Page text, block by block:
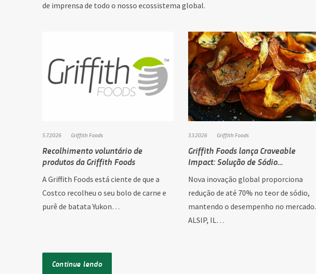
de imprensa de todo o nosso ecossistema global.
5.7.2026 Griffith Foods
Recolhimento voluntário de
produtos da Griffith Foods
A Griffith Foods está ciente de que a
Costco recolheu o seu bolo de carne e
purê de batata Yukon…
3.3.2026 Griffith Foods
Griffith Foods lança Craveable
Impact: Solução de Sódio…
Nova inovação global proporciona
redução de até 70% no teor de sódio,
mantendo o desempenho no mercado.
ALSIP, IL…
Continue lendo